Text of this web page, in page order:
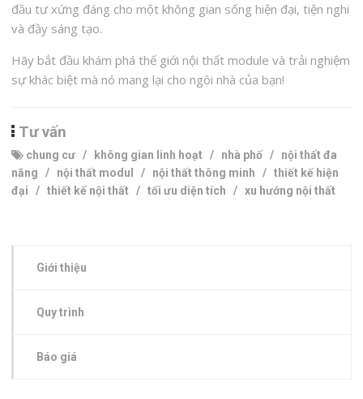
đầu tư xứng đáng cho một không gian sống hiện đại, tiện nghi
và đầy sáng tạo.
Hãy bắt đầu khám phá thế giới nội thất module và trải nghiệm
sự khác biệt mà nó mang lại cho ngôi nhà của bạn!
Tư vấn
chung cư / không gian linh hoạt / nhà phố / nội thất đa
năng / nội thất modul / nội thất thông minh /thiết kế hiện
đại /thiết kế nội thất /tối ưu diện tích /xu hướng nội thất
Giới thiệu
Quy trình
Báo giá